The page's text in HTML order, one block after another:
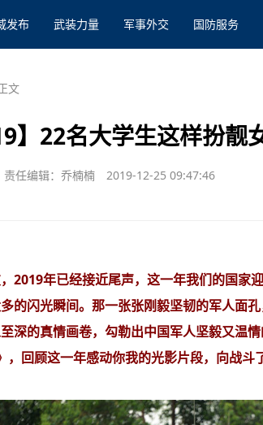
发布 武装力量 军事外交 国防服务
文
】22名大学生这样扮靓
责任编辑：乔楠楠 2019-12-25 09:47:46
，2019年已经接近尾声，这一年我们的国家
的闪光瞬间。那一张张刚毅坚韧的军人面
深的真情画卷，勾勒出中国军人坚毅又温
，回顾这一年感动你我的光影片段，向战斗